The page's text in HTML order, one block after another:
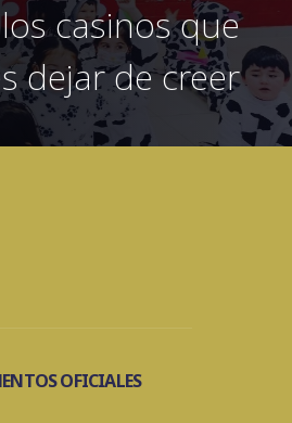
casinos que
dejar de creer
OFICIALES